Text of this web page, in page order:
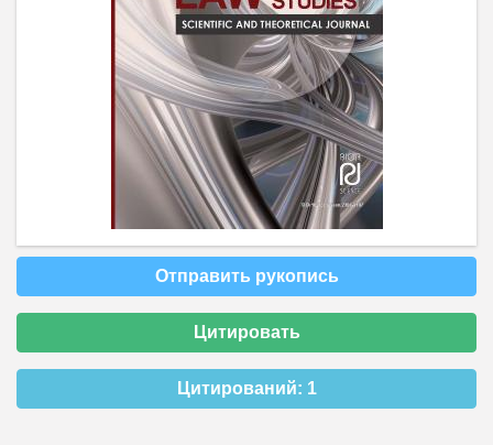
Отправить рукопись
Цитировать
Цитирований: 1